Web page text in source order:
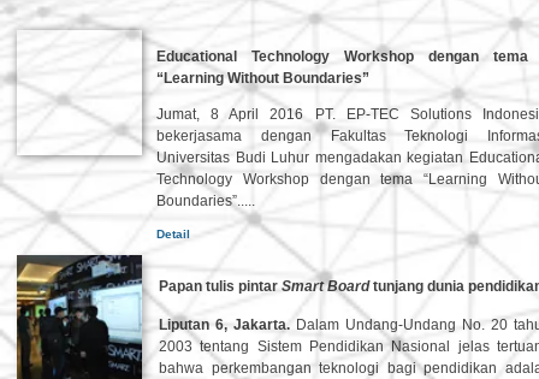
Liputan 6, Jakarta. Dalam Undang-Undang No. 20
2003 tentang Sistem Pendidikan Nasional jelas
bahwa perkembangan teknologi bagi pendidikan
Papan tulis pintar Smart Boardtunjang dunia
Jumat, 8 April 2016 PT. EP-TEC Solutions
bekerjasama dengan Fakultas Teknologi
Universitas Budi Luhur mengadakan kegiatan
Technology Workshop dengan tema “Learning
Boundaries”.....
Educational Technology Workshop dengan tema
“Learning Without Boundaries”
Detail